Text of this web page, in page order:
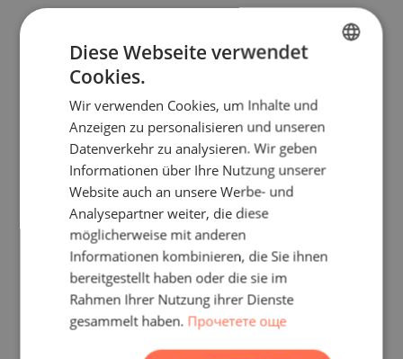
ENGLISH
RUSSIAN
GERMAN
FRENCH
ROMANIAN
Diese Webseite verwendet
Cookies.
Wir verwenden Cookies, um Inhalte und
Anzeigen zu personalisieren und unseren
Datenverkehr zu analysieren. Wir geben
Informationen über Ihre Nutzung unserer
Website auch an unsere Werbe- und
Analysepartner weiter, die diese
möglicherweise mit anderen
Informationen kombinieren, die Sie ihnen
bereitgestellt haben oder die sie im
Rahmen Ihrer Nutzung ihrer Dienste
gesammelt haben. Прочетете още